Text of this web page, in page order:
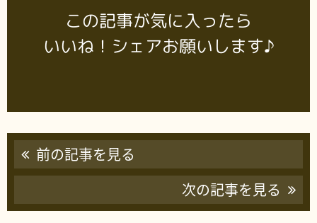
この記事が気に入ったら
いいね！シェアお願いします♪
前の記事を見る
次の記事を見る